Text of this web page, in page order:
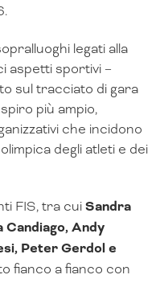
legati alla
aspetti sportivi –
sul tracciato di gara
più ampio,
che incidono
degli atleti e dei
FIS, tra cuiSandra
Candiago, Andy
Peter Gerdol e
fianco a fianco con